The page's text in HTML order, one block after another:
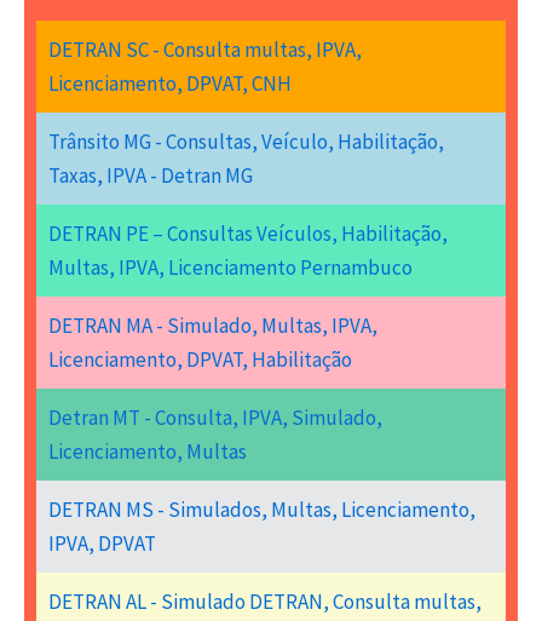
DETRAN SC - Consulta multas, IPVA,
Licenciamento, DPVAT, CNH
Trânsito MG - Consultas, Veículo, Habilitação,
Taxas, IPVA - Detran MG
DETRAN PE – Consultas Veículos, Habilitação,
Multas, IPVA, Licenciamento Pernambuco
DETRAN MA - Simulado, Multas, IPVA,
Licenciamento, DPVAT, Habilitação
Detran MT - Consulta, IPVA, Simulado,
Licenciamento, Multas
DETRAN MS - Simulados, Multas, Licenciamento,
IPVA, DPVAT
DETRAN AL - Simulado DETRAN, Consulta multas,